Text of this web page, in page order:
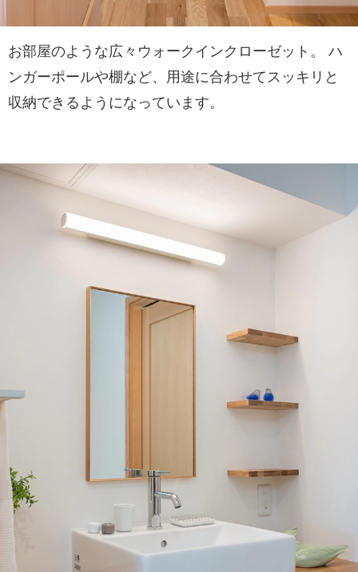
お部屋のような広々ウォークインクローゼット。 ハ
ンガーポールや棚など、用途に合わせてスッキリと
収納できるようになっています。